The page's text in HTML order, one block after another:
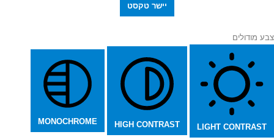
יישר טקסט
צבע מודולים
LIGHT CONTRAST
HIGH CONTRAST
MONOCHROME